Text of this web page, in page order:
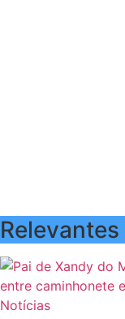
Relevantes
Notícias